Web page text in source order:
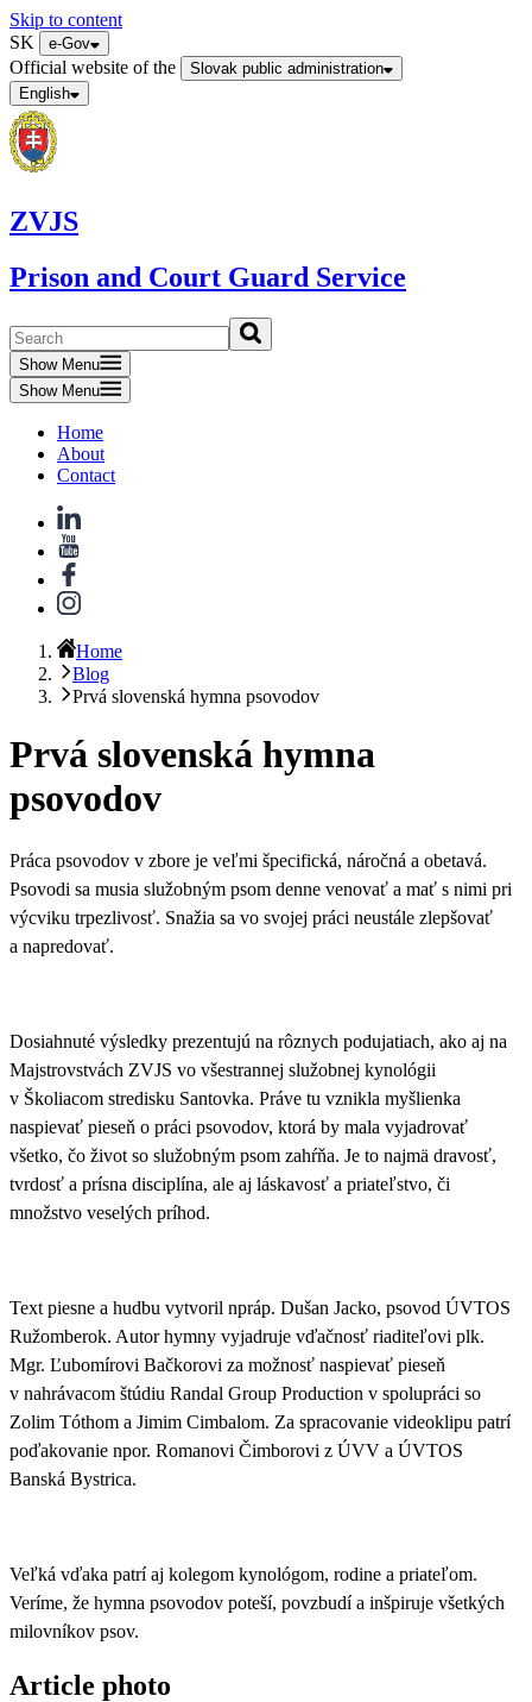
Skip to content
SK
e-Gov
Official website of the
Slovak public administration
English
ZVJS
Prison and Court Guard Service
Show Menu
Show Menu
Home
About
Contact
Home
Blog
Prvá slovenská hymna psovodov
Prvá slovenská hymna
psovodov
Práca psovodov v zbore je veľmi špecifická, náročná a obetavá.
Psovodi sa musia služobným psom denne venovať a mať s nimi pri
výcviku trpezlivosť. Snažia sa vo svojej práci neustále zlepšovať
a napredovať.
Dosiahnuté výsledky prezentujú na rôznych podujatiach, ako aj na
Majstrovstvách ZVJS vo všestrannej služobnej kynológii
v Školiacom stredisku Santovka. Práve tu vznikla myšlienka
naspievať pieseň o práci psovodov, ktorá by mala vyjadrovať
všetko, čo život so služobným psom zahŕňa. Je to najmä dravosť,
tvrdosť a prísna disciplína, ale aj láskavosť a priateľstvo, či
množstvo veselých príhod.
Text piesne a hudbu vytvoril npráp. Dušan Jacko, psovod ÚVTOS
Ružomberok. Autor hymny vyjadruje vďačnosť riaditeľovi plk.
Mgr. Ľubomírovi Bačkorovi za možnosť naspievať pieseň
v nahrávacom štúdiu Randal Group Production v spolupráci so
Zolim Tóthom a Jimim Cimbalom. Za spracovanie videoklipu patrí
poďakovanie npor. Romanovi Čimborovi z ÚVV a ÚVTOS
Banská Bystrica.
Veľká vďaka patrí aj kolegom kynológom, rodine a priateľom.
Veríme, že hymna psovodov poteší, povzbudí a inšpiruje všetkých
milovníkov psov.
Article photo